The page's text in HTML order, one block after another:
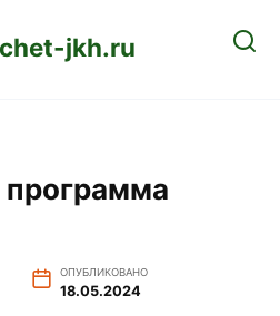
jkh.ru
программа
ОПУБЛИКОВАНО
18.05.2024